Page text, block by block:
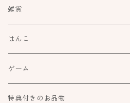
食べもの飲みものお酒とか
アートや絵本の世界
だれかの考えごと
詩歌と会う
雑貨
kurofutago
ブローチ
ミラー
文具
はんこ
オスコラボ
カタチ×モヨウスタンプ
タカトモハンコ
ゲーム
Atelier Mimir
特典付きのお品物